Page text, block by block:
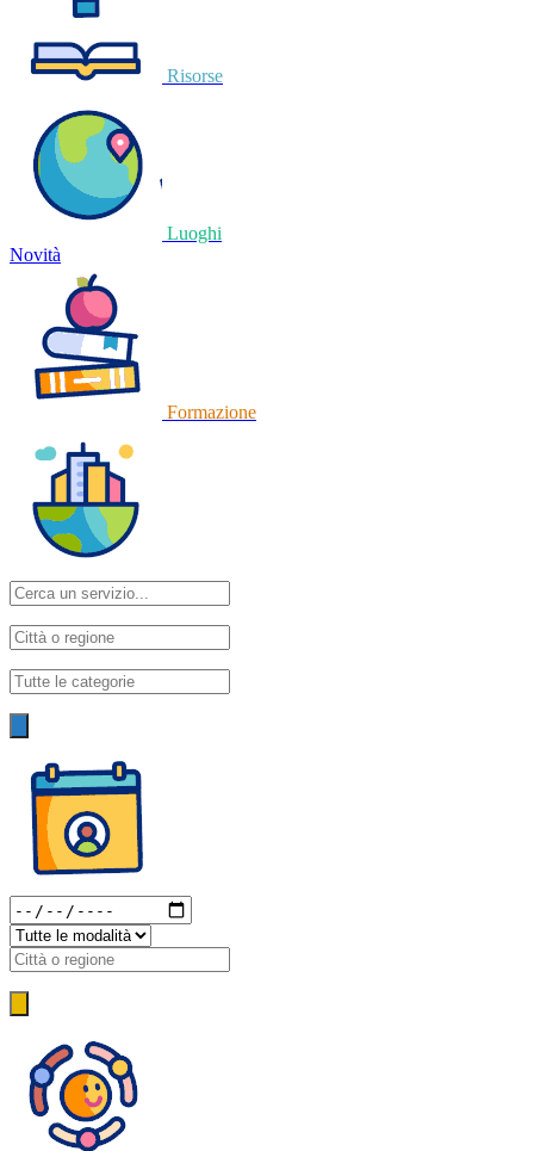
Risorse
Luoghi
Novità
Formazione